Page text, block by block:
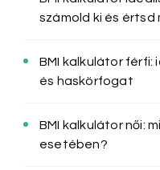
számold ki és értsd
BMI kalkulátor férfi:
és haskörfogat
BMI kalkulátor női:
esetében?